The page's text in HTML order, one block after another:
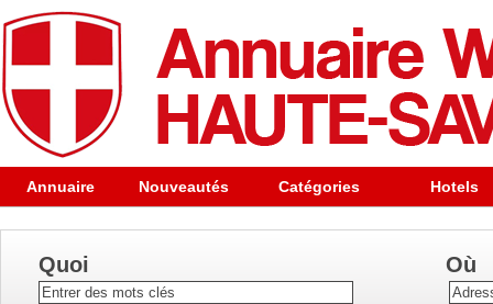
Annuaire Nouveautés Catégories Hotels
Quoi Où